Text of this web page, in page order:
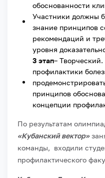
обоснованности
Участники должны
знание принципов
рекомендаций и
уровня
3 этап–
профилактики
принципов
концепции
По результатам
«Кубанский вектор»
команды, входили
профилактического